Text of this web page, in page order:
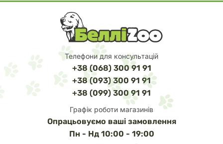
Телефони для консультацій
+38 (068) 300 91 91
+38 (093) 300 91 91
+38 (099) 300 91 91
Графік роботи магазинів
Опрацьовуємо ваші замовлення
Пн - Нд 10:00 - 19:00